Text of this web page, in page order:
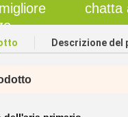
chatta
Descrizione del